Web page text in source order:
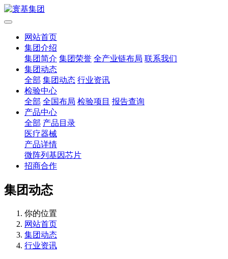
网站首页
集团介绍
集团简介 集团荣誉 全产业链布局 联系我们
集团动态
全部 集团动态 行业资讯
检验中心
全部 全国布局 检验项目 报告查询
产品中心
全部 产品目录
医疗器械
产品详情
微阵列基因芯片
招商合作
集团动态
你的位置
网站首页
集团动态
行业资讯